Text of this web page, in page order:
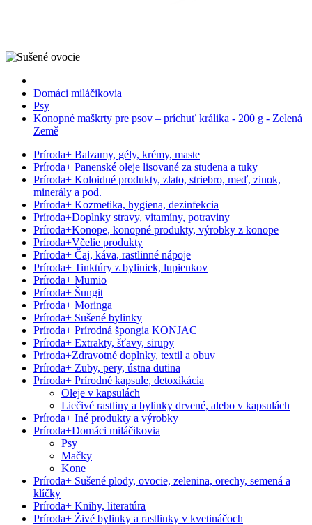
Domáci miláčikovia
Psy
Konopné maškrty pre psov – príchuť králika - 200 g - Zelená
Země
Príroda+ Balzamy, gély, krémy, maste
Príroda+ Panenské oleje lisované za studena a tuky
Príroda+ Koloidné produkty, zlato, striebro, meď, zinok,
minerály a pod.
Príroda+ Kozmetika, hygiena, dezinfekcia
Príroda+Doplnky stravy, vitamíny, potraviny
Príroda+Konope, konopné produkty, výrobky z konope
Príroda+Včelie produkty
Príroda+ Čaj, káva, rastlinné nápoje
Príroda+ Tinktúry z byliniek, lupienkov
Príroda+ Mumio
Príroda+ Šungit
Príroda+ Moringa
Príroda+ Sušené bylinky
Príroda+ Prírodná špongia KONJAC
Príroda+ Extrakty, šťavy, sirupy
Príroda+Zdravotné doplnky, textil a obuv
Príroda+ Zuby, pery, ústna dutina
Príroda+ Prírodné kapsule, detoxikácia
Oleje v kapsulách
Liečivé rastliny a bylinky drvené, alebo v kapsulách
Príroda+ Iné produkty a výrobky
Príroda+Domáci miláčikovia
Psy
Mačky
Kone
Príroda+ Sušené plody, ovocie, zelenina, orechy, semená a
klíčky
Príroda+ Knihy, literatúra
Príroda+ Živé bylinky a rastlinky v kvetináčoch